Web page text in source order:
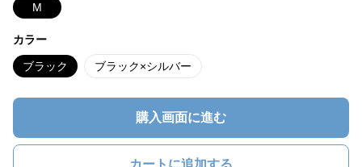
M
カラー
ブラック ブラック×シルバー
購入画面に進む
カートに追加する